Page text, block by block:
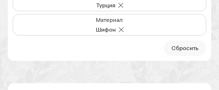
Турция
Материал:
Шифон
Cбросить